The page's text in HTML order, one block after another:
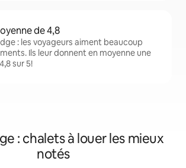
de 4,8
: les voyageurs aiment beaucoup
Ils leur donnent en moyenne une
sur 5!
: chalets à louer les mieux
notés